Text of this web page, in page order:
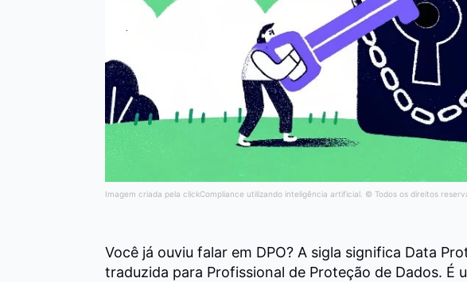
Imagem criada pela clickCompliance utilizando inteligência artificial. © Todos os direitos
Você já ouviu falar em DPO? A sigla significa Data
traduzida para Profissional de Proteção de Dados. É